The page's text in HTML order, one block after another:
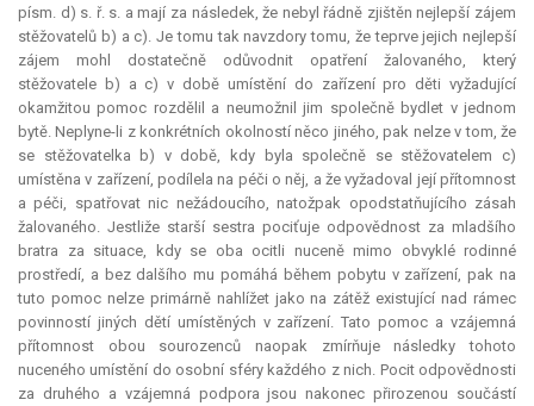
písm. d) s. ř. s. a mají za následek, že nebyl řádně zjištěn nejlepší zájem
stěžovatelů b) a c). Je tomu tak navzdory tomu, že teprve jejich nejlepší
zájem mohl dostatečně odůvodnit opatření žalovaného, který
stěžovatele b) a c) v době umístění do zařízení pro děti vyžadující
okamžitou pomoc rozdělil a neumožnil jim společně bydlet v jednom
bytě. Neplyne-li z konkrétních okolností něco jiného, pak nelze v tom, že
se stěžovatelka b) v době, kdy byla společně se stěžovatelem c)
umístěna v zařízení, podílela na péči o něj, a že vyžadoval její přítomnost
a péči, spatřovat nic nežádoucího, natožpak opodstatňujícího zásah
žalovaného. Jestliže starší sestra pociťuje odpovědnost za mladšího
bratra za situace, kdy se oba ocitli nuceně mimo obvyklé rodinné
prostředí, a bez dalšího mu pomáhá během pobytu v zařízení, pak na
tuto pomoc nelze primárně nahlížet jako na zátěž existující nad rámec
povinností jiných dětí umístěných v zařízení. Tato pomoc a vzájemná
přítomnost obou sourozenců naopak zmírňuje následky tohoto
nuceného umístění do osobní sféry každého z nich. Pocit odpovědnosti
za druhého a vzájemná podpora jsou nakonec přirozenou součástí